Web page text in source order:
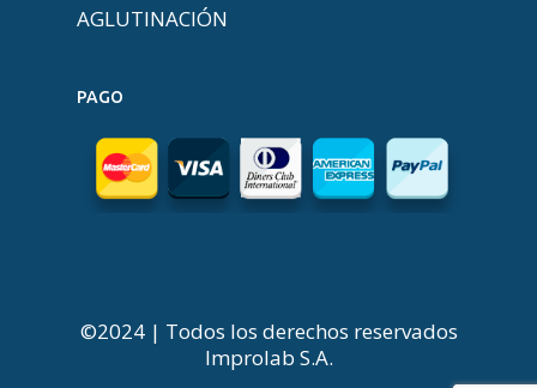
AGLUTINACIÓN
PAGO
©2024 | Todos los derechos reservados
Improlab S.A.